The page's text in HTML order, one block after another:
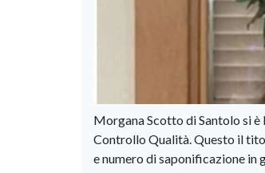
Morgana Scotto di Santolo si
Controllo Qualità. Questo il
e numero di saponificazione in